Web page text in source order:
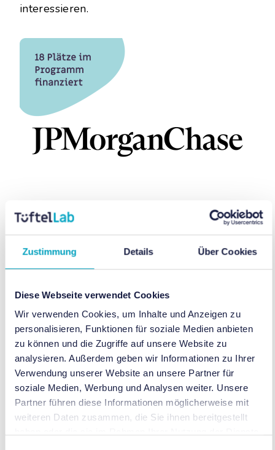
Zustimmung Details Über Cookies
Diese Webseite verwendet Cookies
Wir verwenden Cookies, um Inhalte und Anzeigen zu
personalisieren, Funktionen für soziale Medien anbieten
zu können und die Zugriffe auf unsere Website zu
analysieren. Außerdem geben wir Informationen zu Ihrer
Verwendung unserer Website an unsere Partner für
soziale Medien, Werbung und Analysen weiter. Unsere
Partner führen diese Informationen möglicherweise mit
weiteren Daten zusammen, die Sie ihnen bereitgestellt
interessieren.
JPMorganChase
Seit 2023 ist JPMorganChase ein enger
Partner des TüftelLabs und setzt sich
gemeinsam mit uns leidenschaftlich für
Bildungsgerechtigkeit und digitale Teilhabe
können wir gezielt junge Menschen auf die
Anforderungen der modernen Arbeitswelt
vorbereiten. Ab dem Schuljahr 2025/2026
ermöglicht die Förderung 18 Schulen die
kostenfreie Teilnahme am Programm
TüftelLab Schule und schafft damit
nachhaltige Zukunftsperspektiven.